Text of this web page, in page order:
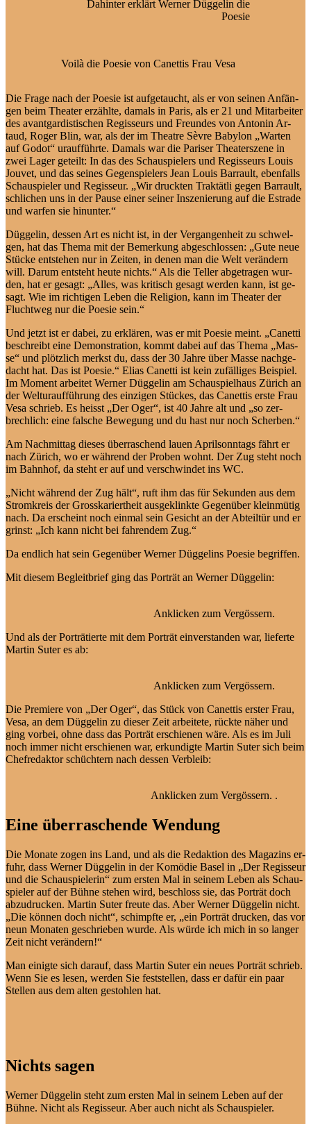
Da­hin­ter er­klärt Wer­ner Düg­ge­lin die
Poesie
Voi­là die Poe­sie von Ca­net­tis Frau Vesa
Die Fra­ge nach der Poe­sie ist auf­ge­taucht, als er von sei­nen An­fän­
gen beim Thea­ter er­zähl­te, da­mals in Pa­ris, als er 21 und Mit­ar­bei­ter
des avant­gar­dis­ti­schen Re­gis­seurs und Freun­des von An­to­nin Ar­
taud, Ro­ger Blin, war, als der im Theat­re Sè­v­re Ba­by­lon „War­ten
auf Go­dot“ ur­auf­führ­te. Da­mals war die Pa­ri­ser Theater­szene in
zwei La­ger ge­teilt: In das des Schau­spie­lers und Re­gis­seurs Lou­is
Jou­vet, und das sei­nes Ge­gen­spie­lers Jean­ Lou­is Bar­rault, eben­falls
Schau­spie­ler und Re­gis­seur. „Wir druck­ten Trak­tät­li ge­gen Bar­rault,
schli­chen uns in der Pau­se ei­ner sei­ner In­sze­nie­rung auf die Es­tra­de
und war­fen sie hinunter.“
Düg­ge­lin, des­sen Art es nicht ist, in der Ver­gan­gen­heit zu schwel­
gen, hat das The­ma mit der Be­mer­kung ab­ge­schlos­sen: „Gu­te neue
Stü­cke ent­ste­hen nur in Zei­ten, in de­nen man die Welt ver­än­dern
will. Dar­um ent­steht heu­te nichts.“ Als die Tel­ler ab­ge­tra­gen wur­
den, hat er ge­sagt: „Al­les, was kri­tisch ge­sagt wer­den kann, ist ge­
sagt. Wie im rich­ti­gen Le­ben die Re­li­gi­on, kann im Thea­ter der
Flucht­weg nur die Poe­sie sein.“
Und jetzt ist er da­bei, zu er­klä­ren, was er mit Poe­sie meint. „Ca­net­ti
be­schreibt ei­ne De­mons­tra­ti­on, kommt da­bei auf das The­ma „Mas­
se“ und plötz­lich merkst du, dass der 30 Jah­re über Mas­se nach­ge­
dacht hat. Das ist Poe­sie.“ Eli­as Ca­net­ti ist kein zu­fäl­li­ges Bei­spiel.
Im Mo­ment ar­bei­tet Wer­ner Düg­ge­lin am Schau­spiel­haus Zü­rich an
der Welt­ur­auf­füh­rung des ein­zi­gen Stü­ckes, das Ca­net­tis ers­te Frau
Ve­sa schrieb. Es heisst „Der Oger“, ist 40 Jah­re alt und „so zer­
brech­lich: ei­ne fal­sche Be­we­gung und du hast nur noch Scherben.“
Am Nach­mit­tag die­ses über­ra­schend lau­en April­sonn­tags fährt er
nach Zü­rich, wo er wäh­rend der Pro­ben wohnt. Der Zug steht noch
im Bahn­hof, da steht er auf und ver­schwin­det ins WC.
„Nicht wäh­rend der Zug hält“, ruft ihm das für Se­kun­den aus dem
Strom­kreis der Gross­ka­riert­heit ausge­klinkte Ge­gen­über klein­mü­tig
nach. Da er­scheint noch ein­mal sein Ge­sicht an der Ab­teil­tür und er
grinst: „Ich kann nicht bei fah­ren­dem Zug.“
Da end­lich hat sein Ge­gen­über Wer­ner Düg­ge­lins Poe­sie begriffen.
Mit die­sem Be­gleit­brief ging das Por­trät an Wer­ner Düggelin:
An­kli­cken zum Vergössern.
Und als der Por­trä­tier­te mit dem Por­trät ein­ver­stan­den war, lie­fer­te
Mar­tin Su­ter es ab:
An­kli­cken zum Vergössern.
Die Pre­mie­re von „Der Oger“, das Stück von Ca­net­tis ers­ter Frau,
Ve­sa, an dem Düg­ge­lin zu die­ser Zeit ar­bei­te­te, rück­te nä­her und
ging vor­bei, oh­ne dass das Por­trät er­schie­nen wä­re. Als es im Ju­li
noch im­mer nicht er­schie­nen war, er­kun­dig­te Mar­tin Su­ter sich beim
Chef­re­dak­tor schüch­tern nach des­sen Verbleib:
An­kli­cken zum Vergössern. .
Eine überraschende Wendung
Die Mo­na­te zo­gen ins Land, und als die Re­dak­ti­on des Ma­ga­zins er­
fuhr, dass Wer­ner Düg­ge­lin in der Ko­mö­die Ba­sel in „Der Re­gis­seur
und die Schau­spie­le­rin“ zum ers­ten Mal in sei­nem Le­ben als Schau­
spie­ler auf der Büh­ne ste­hen wird, be­schloss sie, das Por­trät doch
ab­zu­dru­cken. Mar­tin Su­ter freu­te das. Aber Wer­ner Düg­ge­lin nicht.
„Die kön­nen doch nicht“, schimpf­te er, „ein Por­trät dru­cken, das vor
neun Mo­na­ten ge­schrie­ben wur­de. Als wür­de ich mich in so lan­ger
Zeit nicht verändern!“
Man ei­nig­te sich dar­auf, dass Mar­tin Su­ter ein neu­es Por­trät schrieb.
Wenn Sie es le­sen, wer­den Sie fest­stel­len, dass er da­für ein paar
Stel­len aus dem al­ten ge­stoh­len hat.
Nichts sagen
Wer­ner Düg­ge­lin steht zum ers­ten Mal in sei­nem Le­ben auf der
Büh­ne. Nicht als Re­gis­seur. Aber auch nicht als Schauspieler.